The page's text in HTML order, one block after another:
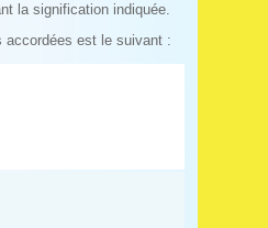
la signification indiquée.
accordées est le suivant :